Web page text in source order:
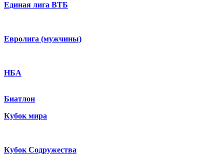
Единая лига ВТБ
Евролига (мужчины)
НБА
Биатлон
Кубок мира
Кубок Содружества